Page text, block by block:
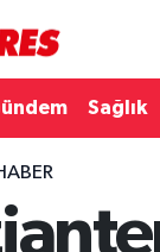
Sağlık